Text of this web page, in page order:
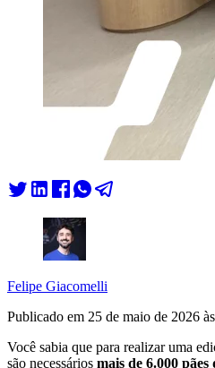
Felipe Giacomelli
Publicado em 25 de maio de 2026
Você sabia que para realizar uma
são necessários mais de 6.000 pães